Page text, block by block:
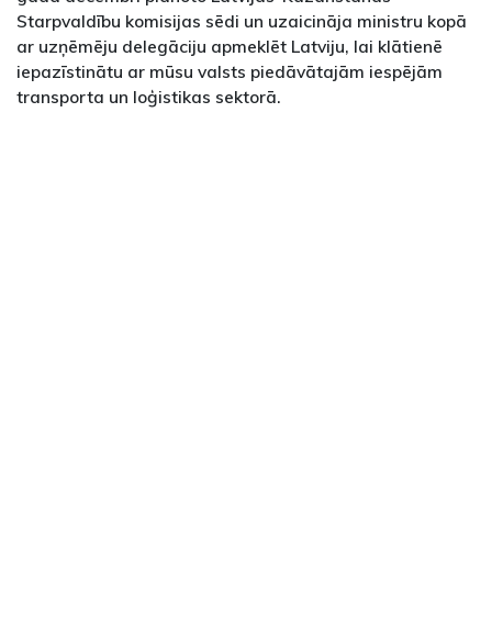
Starpvaldību komisijas sēdi un uzaicināja ministru kopā
ar uzņēmēju delegāciju apmeklēt Latviju, lai klātienē
iepazīstinātu ar mūsu valsts piedāvātajām iespējām
transporta un loģistikas sektorā.